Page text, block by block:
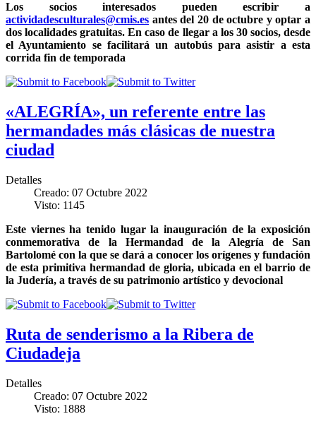
Los socios interesados pueden escribir a
actividadesculturales@cmis.es antes del 20 de octubre y optar a
dos localidades gratuitas. En caso de llegar a los 30 socios, desde
el Ayuntamiento se facilitará un autobús para asistir a esta
corrida fin de temporada
«ALEGRÍA», un referente entre las
hermandades más clásicas de nuestra
ciudad
Detalles
Creado: 07 Octubre 2022
Visto: 1145
Este viernes ha tenido lugar la inauguración de la exposición
conmemorativa de la Hermandad de la Alegría de San
Bartolomé con la que se dará a conocer los orígenes y fundación
de esta primitiva hermandad de gloria, ubicada en el barrio de
la Judería, a través de su patrimonio artístico y devocional
Ruta de senderismo a la Ribera de
Ciudadeja
Detalles
Creado: 07 Octubre 2022
Visto: 1888